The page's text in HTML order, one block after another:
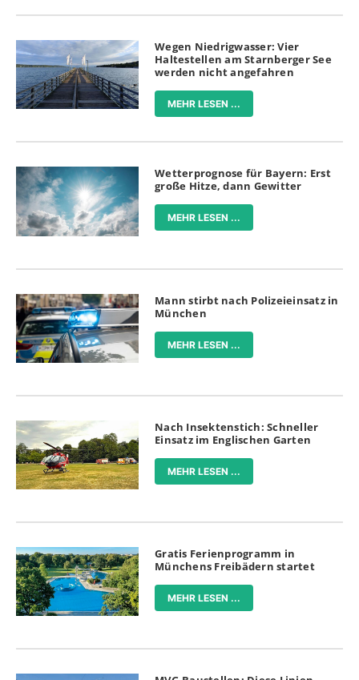
Wegen Niedrigwasser: Vier
Haltestellen am Starnberger See
werden nicht angefahren
MEHR LESEN ...
Wetterprognose für Bayern: Erst
große Hitze, dann Gewitter
MEHR LESEN ...
Mann stirbt nach Polizeieinsatz in
München
MEHR LESEN ...
Nach Insektenstich: Schneller
Einsatz im Englischen Garten
MEHR LESEN ...
Gratis Ferienprogramm in
Münchens Freibädern startet
MEHR LESEN ...